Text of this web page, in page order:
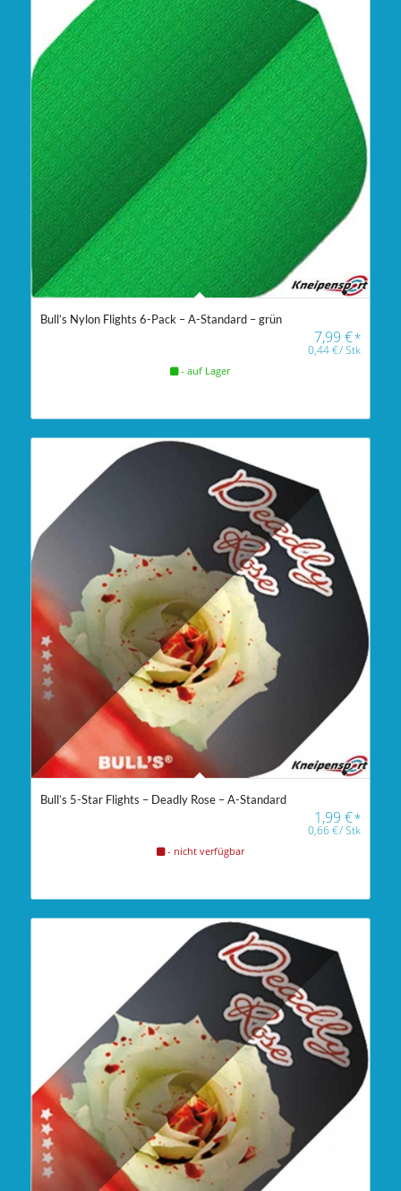
Bull’s Nylon Flights 6-Pack – A-Standard – grün
7,99€*
0,44€/Stk
- auf Lager
Bull’s 5-Star Flights – Deadly Rose – A-Standard
1,99€*
0,66€/Stk
- nicht verfügbar